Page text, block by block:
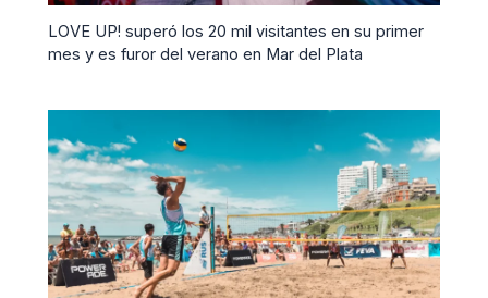
LOVE UP! superó los 20 mil visitantes en su primer
mes y es furor del verano en Mar del Plata